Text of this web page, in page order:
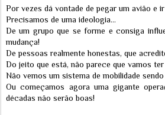
Por vezes dá vontade de pegar um avião e
Precisamos de uma ideologia...
De um grupo que se forme e consiga
mudança!
De pessoas realmente honestas, que
Do jeito que está, não parece que vamos
Não vemos um sistema de mobilidade
Ou começamos agora uma gigante
décadas não serão boas!